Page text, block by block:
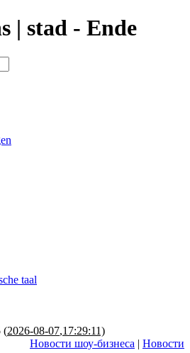
| stad - Ende
taal
(2026-08-07,17:29:11)
Новости шоу-бизнеса | Новости